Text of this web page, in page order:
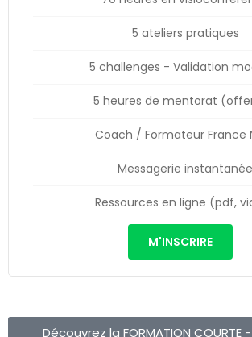
5 ateliers pratiques
5 challenges - Validation
5 heures de mentorat
Coach / Formateur France
Messagerie instantanée
Ressources en ligne (pdf,
M'INSCRIRE
Découvrez la FORMATION COURTE